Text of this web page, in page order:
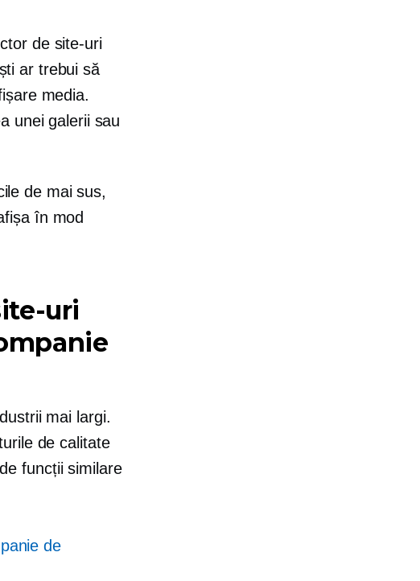
de site-uri
ar trebui să
media.
unei galerii sau
de mai sus,
în mod
uri
mai largi.
de calitate
funcții similare
de